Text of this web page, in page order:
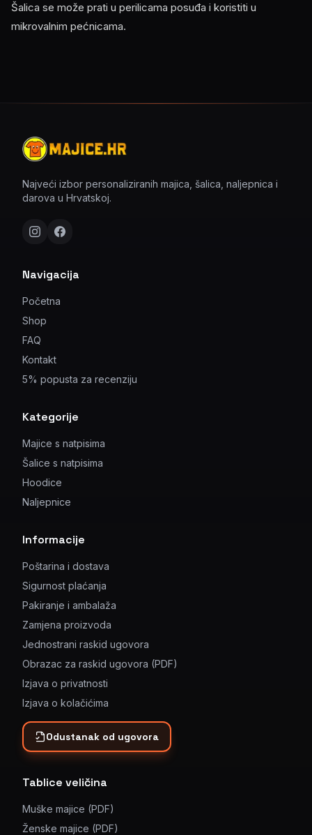
Šalica se može prati u perilicama posuđa i koristiti u
mikrovalnim pećnicama.
Najveći izbor personaliziranih majica, šalica, naljepnica i
darova u Hrvatskoj.
Navigacija
Početna
Shop
FAQ
Kontakt
5% popusta za recenziju
Kategorije
Majice s natpisima
Šalice s natpisima
Hoodice
Naljepnice
Informacije
Poštarina i dostava
Sigurnost plaćanja
Pakiranje i ambalaža
Zamjena proizvoda
Jednostrani raskid ugovora
Obrazac za raskid ugovora (PDF)
Izjava o privatnosti
Izjava o kolačićima
Odustanak od ugovora
Tablice veličina
Muške majice (PDF)
Ženske majice (PDF)